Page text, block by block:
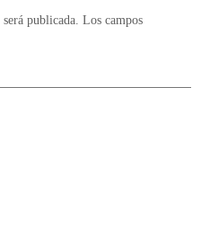
publicada. Los campos